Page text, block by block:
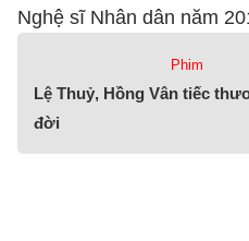
Nghệ sĩ Nhân dân năm
Phim
Lệ Thuỷ, Hồng Vân tiếc
đời